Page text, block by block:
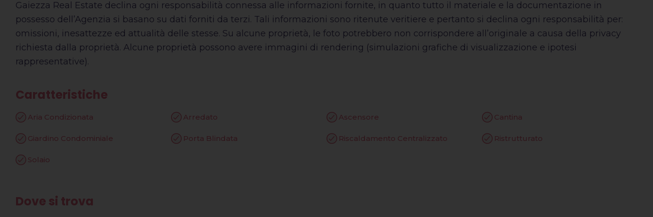
Gaiezza Real Estate declina ogni responsabilità connessa alle informazioni fornite, in quanto tutto il materiale e la documentazione in
possesso dell’Agenzia si basano su dati forniti da terzi. Tali informazioni sono ritenute veritiere e pertanto si declina ogni responsabilità per:
omissioni, inesattezze ed attualità delle stesse. Su alcune proprietà, le foto potrebbero non corrispondere all’originale a causa della privacy
richiesta dalla proprietà. Alcune proprietà possono avere immagini di rendering (simulazioni grafiche di visualizzazione e ipotesi
rappresentative).
Caratteristiche
Aria Condizionata Arredato Ascensore Cantina
Giardino Condominiale Porta Blindata Riscaldamento Centralizzato Ristrutturato
Solaio
Dove si trova